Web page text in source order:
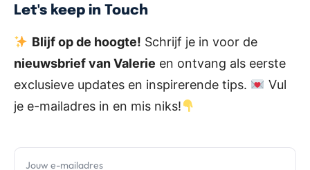
Let's keep in Touch
Blijf op de hoogte! Schrijf je in voor de
nieuwsbrief van Valerie en ontvang als eerste
exclusieve updates en inspirerende tips.
Vul
je e-mailadres in en mis niks!